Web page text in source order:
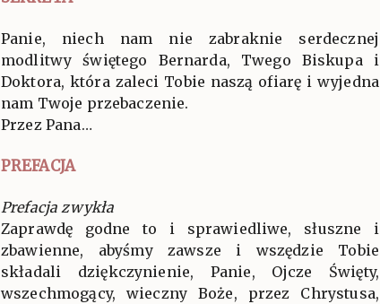
Panie, niech nam nie zabraknie serdecznej
modlitwy świętego Bernarda, Twego Biskupa i
Doktora, która zaleci Tobie naszą ofiarę i wyjedna
nam Twoje przebaczenie.
Przez Pana…
PREFACJA
Prefacja zwykła
Zaprawdę godne to i sprawiedliwe, słuszne i
zbawienne, abyśmy zawsze i wszędzie Tobie
składali dziękczynienie, Panie, Ojcze Święty,
wszechmogący, wieczny Boże, przez Chrystusa,